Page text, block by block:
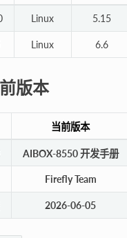
Linux 5.15
Linux 6.6
版本
当前版本
AIBOX-8550 开发手册
Firefly Team
2026-06-05